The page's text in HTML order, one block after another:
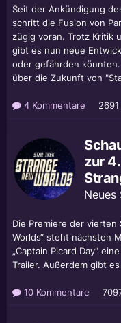
Seit der Ankündigung
schritt die Fusion von
zügig voran. Trotz Kritik
gibt es nun neue
oder gefährden
über die Zukunft von
4 Kommentare
zur
Die Premiere der
Worlds“ steht nächsten
„Captain Picard Day“
Trailer. Außerdem gibt
10 Kommentare